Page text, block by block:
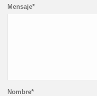
Mensaje*
Nombre*